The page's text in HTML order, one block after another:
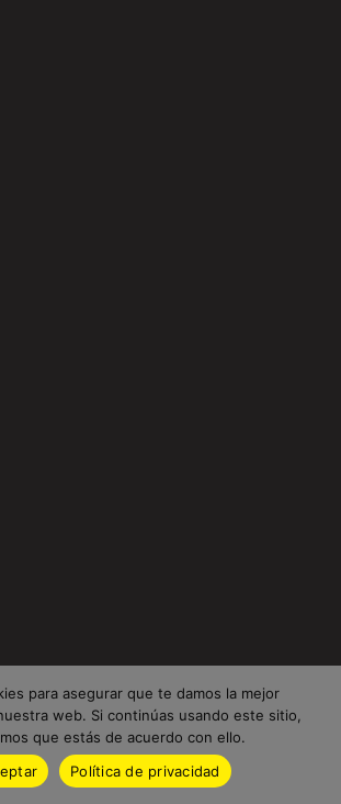
para asegurar que te damos la mejor
web. Si continúas usando este sitio,
que estás de acuerdo con ello.
Política de privacidad